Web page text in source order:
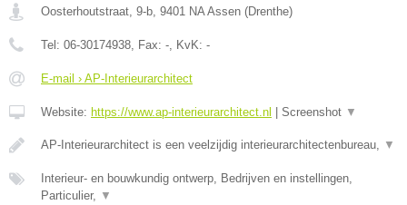
Oosterhoutstraat, 9-b, 9401 NA Assen (Drenthe)
Tel: 06-30174938, Fax: -, KvK: -
E-mail › AP-Interieurarchitect
Website: https://www.ap-interieurarchitect.nl Screenshot ▼
AP-Interieurarchitect is een veelzijdig interieurarchitectenbureau, ▼
Interieur- en bouwkundig ontwerp, Bedrijven en instellingen,
Particulier, ▼